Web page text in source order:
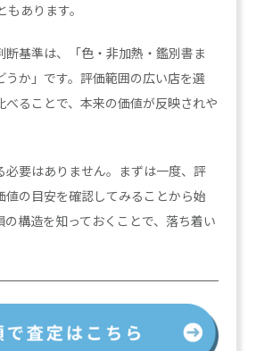
あります。
断基準は、「色・非加熱・鑑別書ま
うか」です。評価範囲の広い店を選
べることで、本来の価値が反映されや
必要はありません。まずは一度、評
値の目安を確認してみることから始
の構造を知っておくことで、落ち着い